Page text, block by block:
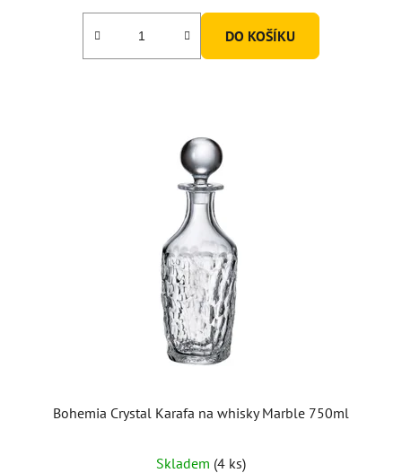
5,0
DO KOŠÍKU
Bohemia Crystal Karafa na whisky Marble 750ml
Skladem (4 ks)